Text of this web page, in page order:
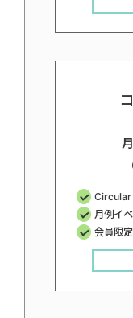
Circular
月例イ
会員限